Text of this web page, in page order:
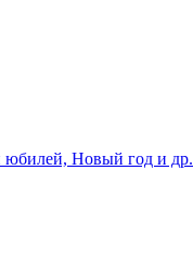
юбилей, Новый год и др.